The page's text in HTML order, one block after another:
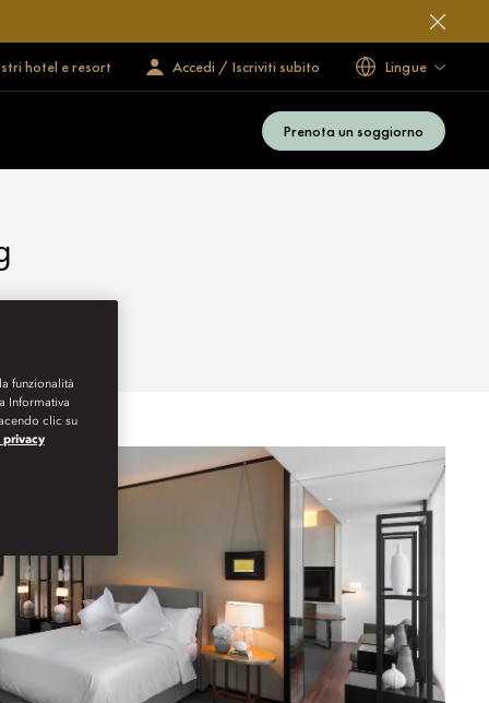
hotel e resort Accedi / Iscriviti subito Lingue
Prenota un soggiorno
funzionalità
Informativa
clic su
privacy